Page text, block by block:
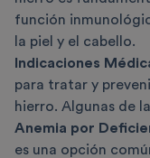
función
la piel y el cabello.
Indicaciones
para tratar y
hierro. Algunas de
Anemia por
es una opción